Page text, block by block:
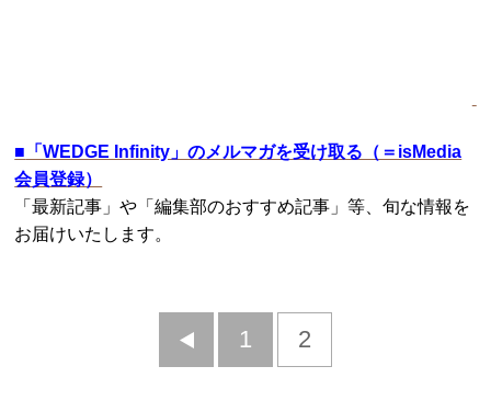
■ 「WEDGE Infinity」のメルマガを受け取る（＝isMedia
会員登録）
「最新記事」や「編集部のおすすめ記事」等、旬な情報を
お届けいたします。
前
1 2